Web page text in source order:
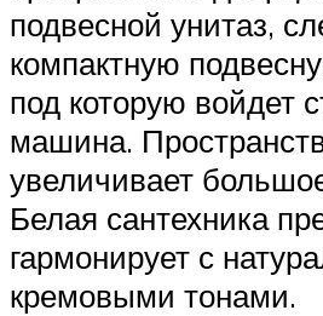
подвесной унитаз,
компактную
под которую войдет
машина.
увеличивает
Белая сантехника
гармонирует с
кремовыми тонами.